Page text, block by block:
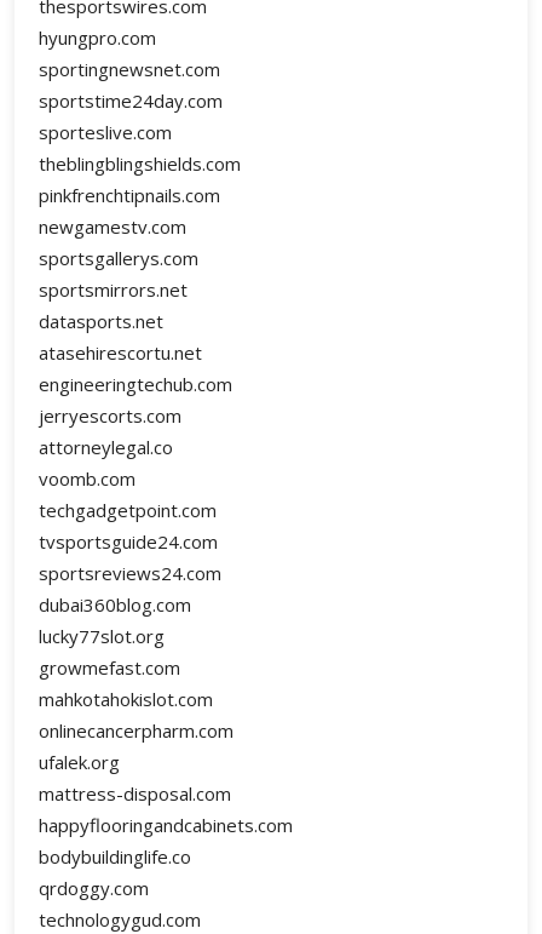
thesportswires.com
hyungpro.com
sportingnewsnet.com
sportstime24day.com
sporteslive.com
theblingblingshields.com
pinkfrenchtipnails.com
newgamestv.com
sportsgallerys.com
sportsmirrors.net
datasports.net
atasehirescortu.net
engineeringtechub.com
jerryescorts.com
attorneylegal.co
voomb.com
techgadgetpoint.com
tvsportsguide24.com
sportsreviews24.com
dubai360blog.com
lucky77slot.org
growmefast.com
mahkotahokislot.com
onlinecancerpharm.com
ufalek.org
mattress-disposal.com
happyflooringandcabinets.com
bodybuildinglife.co
qrdoggy.com
technologygud.com